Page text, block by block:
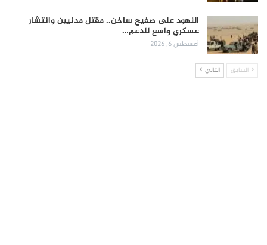
النهود على صفيح ساخن.. مقتل مدنيين وانتشار
عسكري واسع للدعم…
أغسطس 6, 2026
السابق التالي